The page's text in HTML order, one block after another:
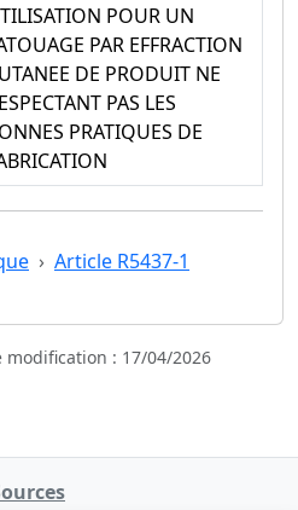
POUR UN
PAR EFFRACTION
DE PRODUIT NE
PAS LES
PRATIQUES DE
Article R5437-1
modification : 17/04/2026